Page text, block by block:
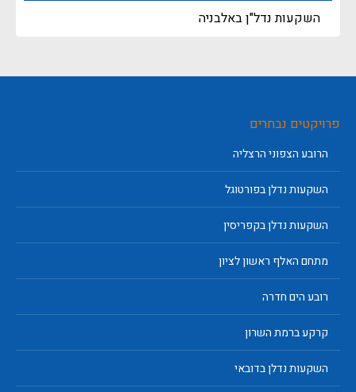
השקעות נדל"ן באלבניה
פרויקטים נבחרים
הרובע הצפוני הרצליה
השקעות נדלן בפורטוגל
השקעות נדלן בקפריסין
מתחם האלף ראשון לציון
רובע הים חדרה
קרקע ברמת השרון
השקעות נדלן בדובאי